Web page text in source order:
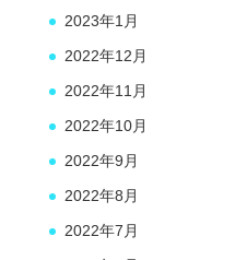
2023年1月
2022年12月
2022年11月
2022年10月
2022年9月
2022年8月
2022年7月